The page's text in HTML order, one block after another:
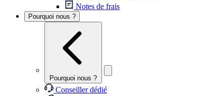
Notes de frais
Pourquoi nous ?
Pourquoi nous ?
Conseiller dédié